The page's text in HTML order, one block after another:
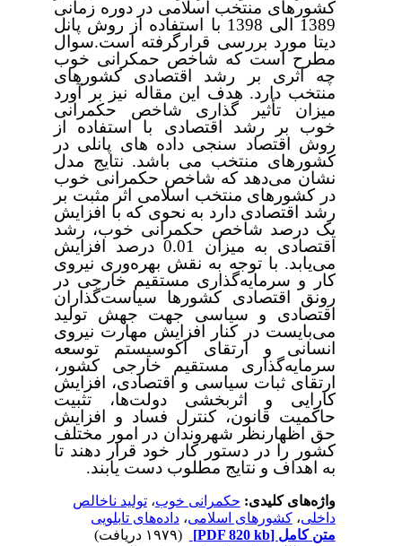
کشورهایمنتخب اسلامی در دوره زمانی
1389 الی 1398 با استفاده از روش پانل
دیتا مورد بررسی قرارگرفته است.سوال
مطرح است که شاخص حمکرانی خوب
چه اثری بر رشد اقتصادی کشورهای
منتخب دارد. هدف این مقاله نیز بر آورد
میزان تأثیر گذاری شاخص حکمرانی
خوب بر رشد اقتصادی با استفاده از
روش اقتصاد سنجی داده های پانلی در
کشورهای منتخب می باشد. نتایج مدل
نشان می‌دهد که شاخص حکمرانی خوب
در کشورهای منتخب اسلامی اثر مثبت بر
رشد اقتصادی دارد به ‌نحوی که با افزایش
یک درصد شاخص حکمرانی خوب، رشد
اقتصادی به میزان 0.01 درصد افزایش
می‌یابد. با توجه به نقش بهره‌وری نیروی
کار و سرمایه‌گذاری مستقیم خارجی در
رونق اقتصادی کشورها سیاست‌گذاران
اقتصادی و سیاسی جهت جهش تولید
می‌بایست در کنار افزایش مهارت نیروی
انسانی و ارتقای اکوسیستم توسعه
سرمایه‌گذاری مستقیم خارجی کشور،
ارتقای ثبات سیاسی و اقتصادی، افزایش
کارایی و اثربخشی دولت‌ها، تثبیت
حاکمیت قانون، کنترل فساد و افزایش
حق اظهارنظر شهروندان در امور مختلف
کشور را در دستور کار خود قرار دهند تا
به اهداف و نتایج مطلوب دست یابند.
واژه‌های کلیدی:حکمرانی خوب،تولید ناخالص
داخلی،کشورهای اسلامی،داده‌های تابلویی
متن کامل[PDF 820 kb]